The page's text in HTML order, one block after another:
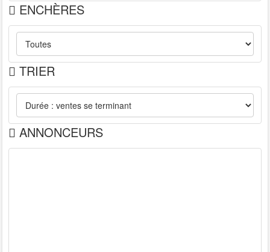
ENCHÈRES
TRIER
ANNONCEURS